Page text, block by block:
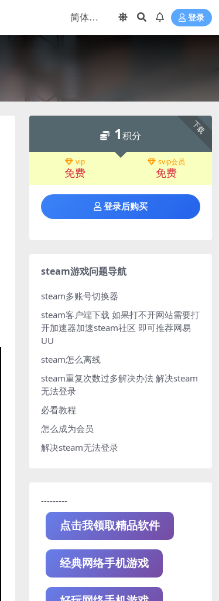
登录
下载
1积分
vip
免费
svip会员
免费
登录后购买
steam游戏问题导航
steam多账号切换器
steam客户端下载 如果打不开网站需要打
开加速器加速steam社区 即可推荐网易
UU
steam怎么离线
steam重复次数过多解决办法 解决steam
无法登录
必看教程
怎么成为会员
解决steam无法登录
---------
点击我领取精品软件
经典网络手机游戏